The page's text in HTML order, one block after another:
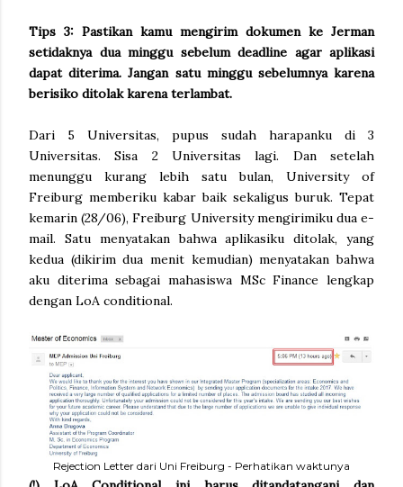
Tips 3: Pastikan kamu mengirim dokumen ke Jerman
setidaknya dua minggu sebelum deadline agar aplikasi
dapat diterima. Jangan satu minggu sebelumnya karena
berisiko ditolak karena terlambat.
Dari 5 Universitas, pupus sudah harapanku di 3
Universitas. Sisa 2 Universitas lagi. Dan setelah
menunggu kurang lebih satu bulan, University of
Freiburg memberiku kabar baik sekaligus buruk. Tepat
kemarin (28/06), Freiburg University mengirimiku dua e-
mail. Satu menyatakan bahwa aplikasiku ditolak, yang
kedua (dikirim dua menit kemudian) menyatakan bahwa
aku diterima sebagai mahasiswa MSc Finance lengkap
dengan LoA conditional.
Rejection Letter dari Uni Freiburg - Perhatikan waktunya